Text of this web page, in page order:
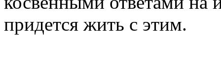
придется жить с этим.